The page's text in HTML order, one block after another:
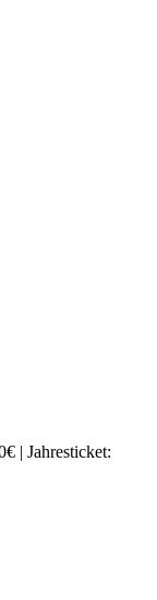
| Jahresticket: